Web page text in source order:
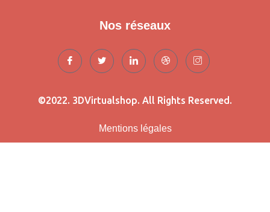
Nos réseaux
©2022. 3DVirtualshop. All Rights Reserved.
Mentions légales